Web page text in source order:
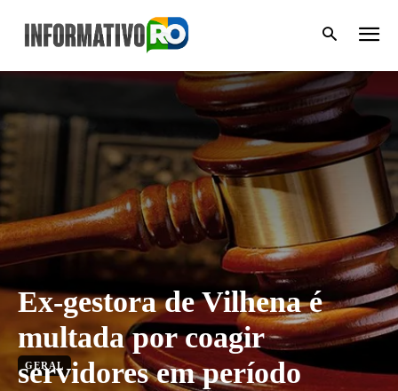
Ex-gestora de Vilhena é
multada por coagir
servidores em período
GERAL